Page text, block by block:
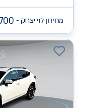
מחירון לוי יצחק -